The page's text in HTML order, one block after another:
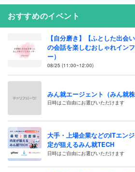
おすすめのイベント
【自分磨き】【ふとした出会
の会話を楽しむおしゃれイン
ー）
08/25 (11:00~12:00)
みん就エージェント（みん就株
日時はご自由にお選びいただけます
大手・上場企業などのITエン
定が狙えるみん就TECH
日時はご自由にお選びいただけます